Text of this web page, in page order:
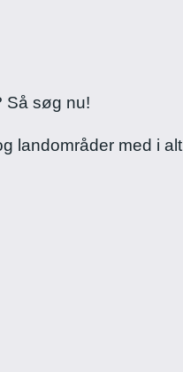
Så søg nu!
landområder med i alt